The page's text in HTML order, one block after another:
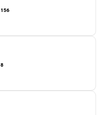
156
8